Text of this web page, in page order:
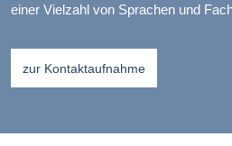
einer Vielzahl von Sprachen und
zur Kontaktaufnahme